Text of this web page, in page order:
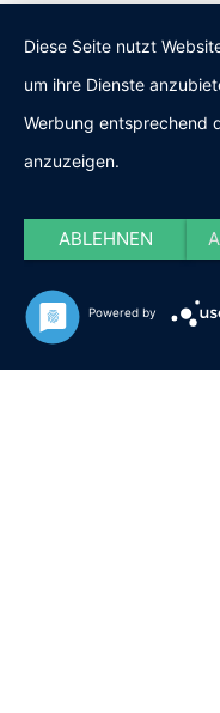
Diese Seite nutzt
um ihre Dienste
Werbung entsprechend
anzuzeigen.
ABLEHNEN
Powered by